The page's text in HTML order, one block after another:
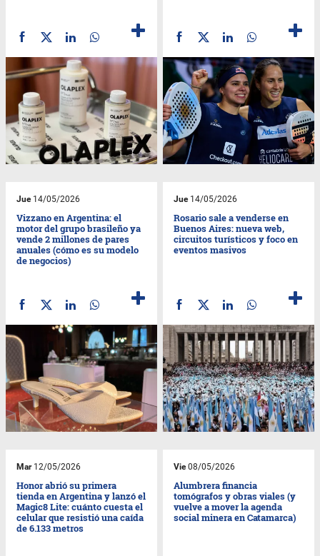
Jue14/05/2026
Vizzano en Argentina: el
motor del grupo brasileño ya
vende 2 millones de pares
anuales (cómo es su modelo
de negocios)
Jue14/05/2026
Rosario sale a venderse en
Buenos Aires: nueva web,
circuitos turísticos y foco en
eventos masivos
Mar12/05/2026
Honor abrió su primera
tienda en Argentina y lanzó el
Magic8 Lite: cuánto cuesta el
celular que resistió una caída
de 6.133 metros
Vie08/05/2026
Alumbrera financia
tomógrafos y obras viales (y
vuelve a mover la agenda
social minera en Catamarca)